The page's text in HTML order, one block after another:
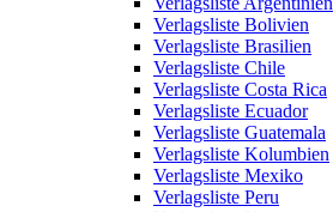
Verlagsliste Bolivien
Verlagsliste Brasilien
Verlagsliste Chile
Verlagsliste Costa Rica
Verlagsliste Ecuador
Verlagsliste Guatemala
Verlagsliste Kolumbien
Verlagsliste Mexiko
Verlagsliste Peru